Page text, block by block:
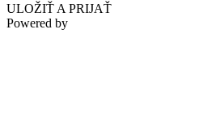
ULOŽIŤ A PRIJAŤ
Powered by